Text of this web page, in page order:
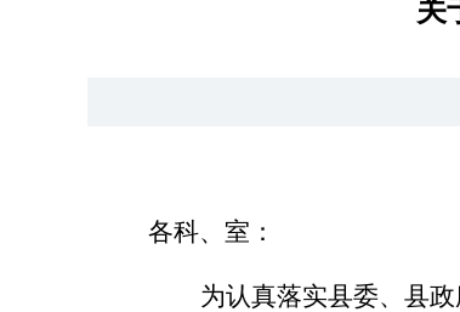
关
各科、室：
为认真落实县委、县